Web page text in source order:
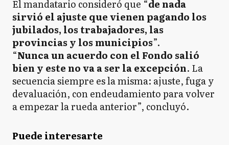
El mandatario consideró que “de nada
sirvió el ajuste que vienen pagando los
jubilados, los trabajadores, las
provincias y los municipios”.
“Nunca un acuerdo con el Fondo salió
bien y este no va a ser la excepción. La
secuencia siempre es la misma: ajuste, fuga y
devaluación, con endeudamiento para volver
a empezar la rueda anterior”, concluyó.
Puede interesarte